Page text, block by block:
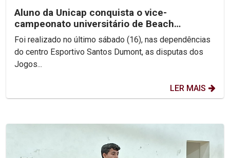
Aluno da Unicap conquista o vice-
campeonato universitário de Beach
Wrestling
Foi realizado no último sábado (16), nas dependências
do centro Esportivo Santos Dumont, as disputas dos
Jogos...
LER MAIS